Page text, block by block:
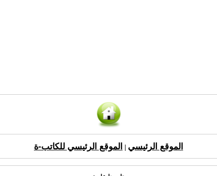
الموقع الرئيسي الموقع الرئيسي للكاتب-ة